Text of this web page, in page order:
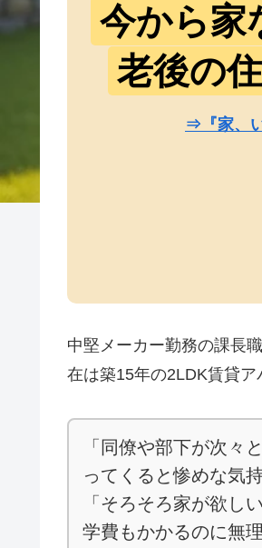
今から家
老後の
⇒『家、
中堅メーカー勤務の課長
在は築15年の2LDK賃貸ア
「同僚や部下が次々
ってくると惨めな気
「そろそろ家が欲し
学費もかかるのに無